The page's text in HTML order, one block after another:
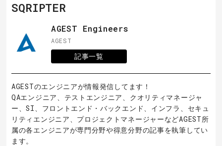
SQRIPTER
AGEST Engineers
AGEST
記事一覧
AGESTのエンジニアが情報発信してます！
QAエンジニア、テストエンジニア、クオリティマネージャ
ー、SI、フロントエンド・バックエンド、インフラ、セキュ
リティエンジニア、プロジェクトマネージャーなどAGEST所
属の各エンジニアが専門分野や得意分野の記事を執筆してい
ます。